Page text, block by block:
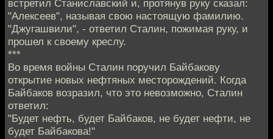
встретил Станиславский и, протянув руку сказал:
"Алексеев", называя свою настоящую фамилию.
"Джугашвили", - ответил Сталин, пожимая руку, и
прошел к своему креслу.
***
Во время войны Сталин поручил Байбакову
открытие новых нефтяных месторождений. Когда
Байбаков возразил, что это невозможно, Сталин
ответил:
"Будет нефть, будет Байбаков, не будет нефти, не
будет Байбакова!"